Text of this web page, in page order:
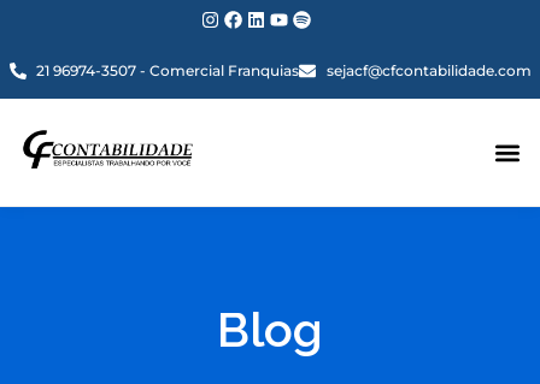
21 96974-3507 - Comercial Franquias sejacf@cfcontabilidade.com
Blog